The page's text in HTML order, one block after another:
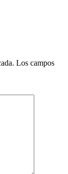
Los campos